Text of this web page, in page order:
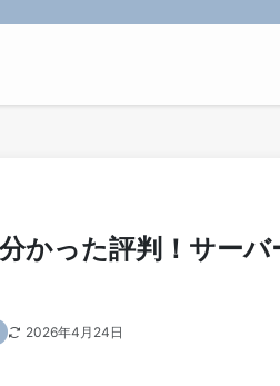
かった評判！サー
2026年4月24日